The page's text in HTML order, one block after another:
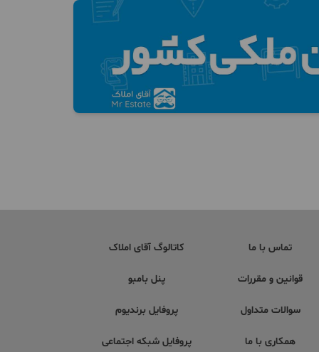
تماس با ما
قوانین و مقررات
سوالات متداول
همکاری با ما
کاتالوگ آقای املاک
پنل بامبو
پروفایل برندیوم
پروفایل شبکه اجتماعی